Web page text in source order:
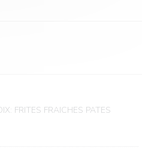
FRITES FRAICHES PATES